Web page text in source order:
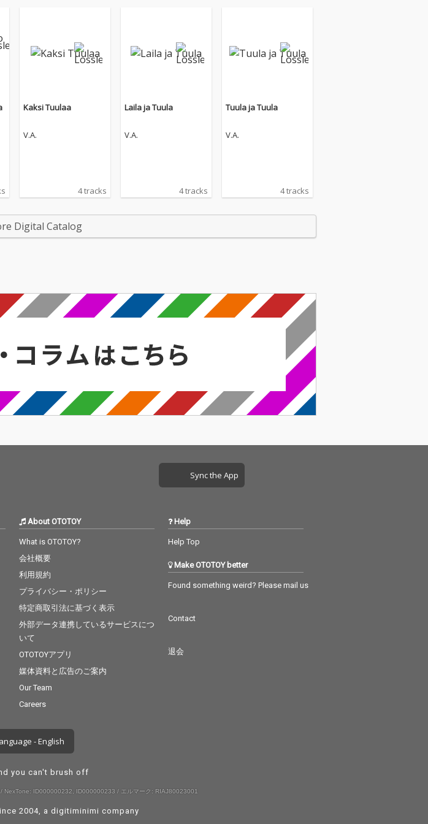
Kaksi Tuulaa
V.A.
4 tracks
Laila ja Tuula
V.A.
4 tracks
Tuula ja Tuula
V.A.
4 tracks
Digital Catalog
Sync the App
About OTOTOY
What is OTOTOY?
会社概要
利用規約
プライバシー・ポリシー
特定商取引法に基づく表示
外部データ連携しているサービスにつ
いて
OTOTOYアプリ
媒体資料と広告のご案内
Our Team
Careers
Help
Help Top
Make OTOTOY better
Found something weird? Please mail us
Contact
退会
- English
you can't brush off
ID000000232, ID000000233 / エルマーク: RIAJ80023001
2004, a digitiminimi company